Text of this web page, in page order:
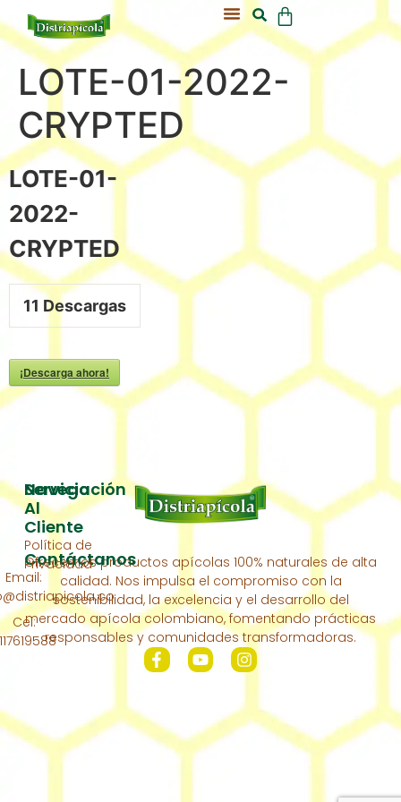
LOTE-01-2022-
CRYPTED
LOTE-01-
2022-
CRYPTED
11 Descargas
¡Descarga ahora!
Ofrecemos productos apícolas 100% naturales de alta
calidad. Nos impulsa el compromiso con la
sostenibilidad, la excelencia y el desarrollo del
mercado apícola colombiano, fomentando prácticas
responsables y comunidades transformadoras.
Servicio
Al
Cliente
Política de
Privacidad
Navegación
Inicio
Acerca
De
Nosotros
Nuestra
Colmena
Contáctanos
Email:
Cel: